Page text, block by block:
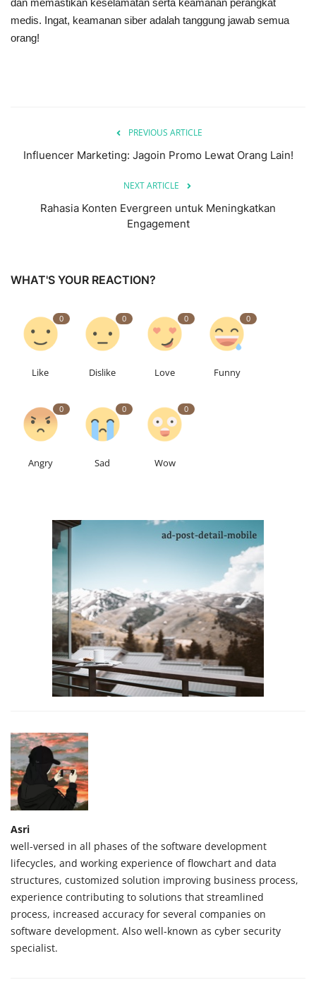
dan memastikan keselamatan serta keamanan perangkat
medis. Ingat, keamanan siber adalah tanggung jawab semua
orang!
PREVIOUS ARTICLE
Influencer Marketing: Jagoin Promo Lewat Orang Lain!
NEXT ARTICLE
Rahasia Konten Evergreen untuk Meningkatkan
Engagement
WHAT'S YOUR REACTION?
0
Like
0
Dislike
0
Love
0
Funny
0
Angry
0
Sad
0
Wow
Asri
well-versed in all phases of the software development
lifecycles, and working experience of flowchart and data
structures, customized solution improving business process,
experience contributing to solutions that streamlined
process, increased accuracy for several companies on
software development. Also well-known as cyber security
specialist.